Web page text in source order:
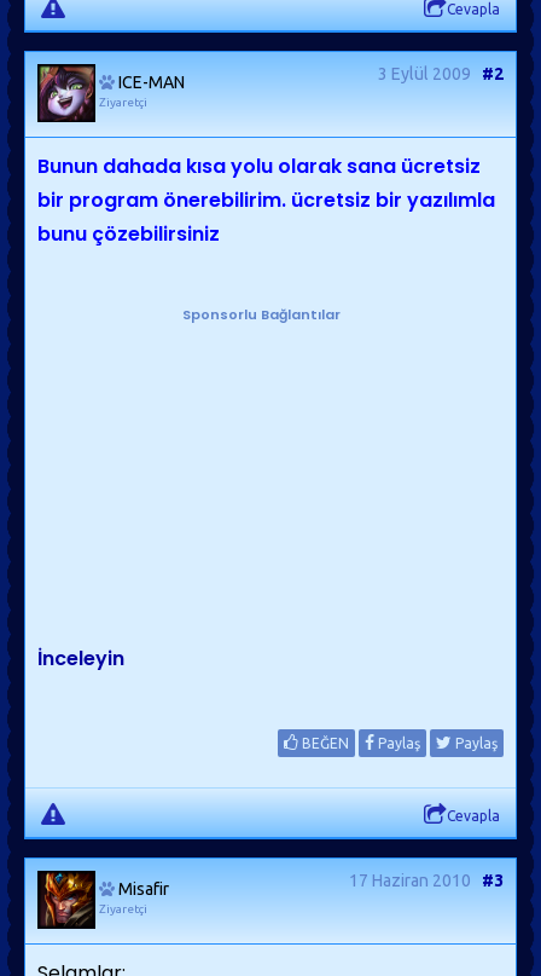
Cevapla
ICE-MAN
Ziyaretçi
3 Eylül 2009 #2
Bunun dahada kısa yolu olarak sana ücretsiz
bir program önerebilirim. ücretsiz bir yazılımla
bunu çözebilirsiniz
Sponsorlu Bağlantılar
İnceleyin
BEĞEN Paylaş Paylaş
Cevapla
Misafir
Ziyaretçi
17 Haziran 2010 #3